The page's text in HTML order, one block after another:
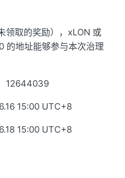
领取的奖励），xLON 或
的地址能够参与本次治理
12644039
15:00 UTC+8
15:00 UTC+8